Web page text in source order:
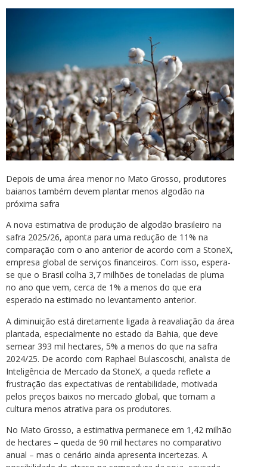
Depois de uma área menor no Mato Grosso, produtores
baianos também devem plantar menos algodão na
próxima safra
A nova estimativa de produção de algodão brasileiro na
safra 2025/26, aponta para uma redução de 11% na
comparação com o ano anterior de acordo com a StoneX,
empresa global de serviços financeiros. Com isso, espera-
se que o Brasil colha 3,7 milhões de toneladas de pluma
no ano que vem, cerca de 1% a menos do que era
esperado na estimado no levantamento anterior.
A diminuição está diretamente ligada à reavaliação da área
plantada, especialmente no estado da Bahia, que deve
semear 393 mil hectares, 5% a menos do que na safra
2024/25. De acordo com Raphael Bulascoschi, analista de
Inteligência de Mercado da StoneX, a queda reflete a
frustração das expectativas de rentabilidade, motivada
pelos preços baixos no mercado global, que tornam a
cultura menos atrativa para os produtores.
No Mato Grosso, a estimativa permanece em 1,42 milhão
de hectares – queda de 90 mil hectares no comparativo
anual – mas o cenário ainda apresenta incertezas. A